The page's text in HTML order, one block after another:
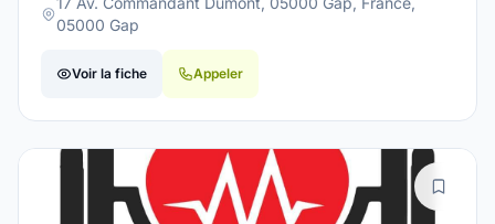
05000 Gap
Voir la fiche Appeler